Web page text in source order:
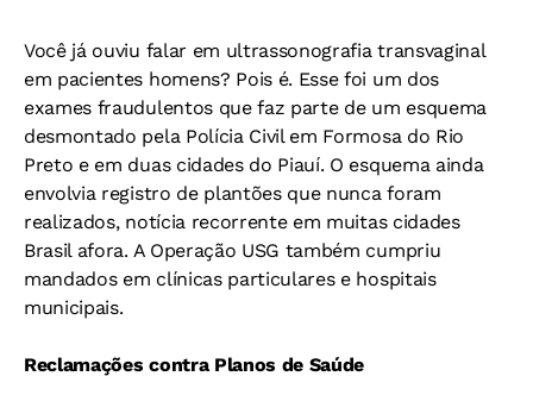
Você já ouviu falar em ultrassonografia transvaginal
em pacientes homens? Pois é. Esse foi um dos
exames fraudulentos que faz parte de um esquema
desmontado pela Polícia Civil em Formosa do Rio
Preto e em duas cidades do Piauí. O esquema ainda
envolvia registro de plantões que nunca foram
realizados, notícia recorrente em muitas cidades
Brasil afora. A Operação USG também cumpriu
mandados em clínicas particulares e hospitais
municipais.
Reclamações contra Planos de Saúde